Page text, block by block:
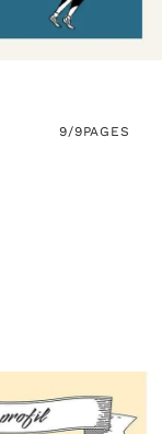
9/9PAGES